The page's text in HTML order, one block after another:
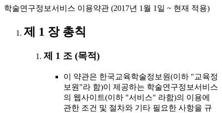
학술연구정보서비스 이용약관 (2017년 1월 1일 ~ 현재 적용)
제 1 장 총칙
제 1 조 (목적)
이 약관은 한국교육학술정보원(이하 "교육정
보원"라 함)이 제공하는 학술연구정보서비스
의 웹사이트(이하 "서비스" 라함)의 이용에
관한 조건 및 절차와 기타 필요한 사항을 규